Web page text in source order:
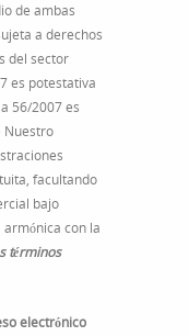
de ambas
a derechos
del sector
es potestativa
56/2007 es
Nuestro
facultando
bajo
con la
términos
electrónico